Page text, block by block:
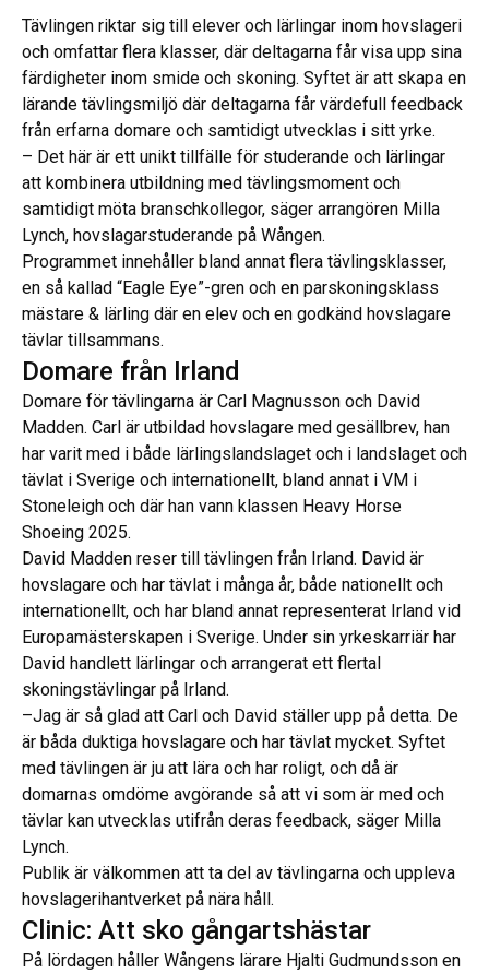
Tävlingen riktar sig till elever och lärlingar inom hovslageri
och omfattar flera klasser, där deltagarna får visa upp sina
färdigheter inom smide och skoning. Syftet är att skapa en
lärande tävlingsmiljö där deltagarna får värdefull feedback
från erfarna domare och samtidigt utvecklas i sitt yrke.
– Det här är ett unikt tillfälle för studerande och lärlingar
att kombinera utbildning med tävlingsmoment och
samtidigt möta branschkollegor, säger arrangören Milla
Lynch, hovslagarstuderande på Wången.
Programmet innehåller bland annat flera tävlingsklasser,
en så kallad “Eagle Eye”-gren och en parskoningsklass
mästare & lärling där en elev och en godkänd hovslagare
tävlar tillsammans.
Domare från Irland
Domare för tävlingarna är Carl Magnusson och David
Madden. Carl är utbildad hovslagare med gesällbrev, han
har varit med i både lärlingslandslaget och i landslaget och
tävlat i Sverige och internationellt, bland annat i VM i
Stoneleigh och där han vann klassen Heavy Horse
Shoeing 2025.
David Madden reser till tävlingen från Irland. David är
hovslagare och har tävlat i många år, både nationellt och
internationellt, och har bland annat representerat Irland vid
Europamästerskapen i Sverige. Under sin yrkeskarriär har
David handlett lärlingar och arrangerat ett flertal
skoningstävlingar på Irland.
–Jag är så glad att Carl och David ställer upp på detta. De
är båda duktiga hovslagare och har tävlat mycket. Syftet
med tävlingen är ju att lära och har roligt, och då är
domarnas omdöme avgörande så att vi som är med och
tävlar kan utvecklas utifrån deras feedback, säger Milla
Lynch.
Publik är välkommen att ta del av tävlingarna och uppleva
hovslagerihantverket på nära håll.
Clinic: Att sko gångartshästar
På lördagen håller Wångens lärare Hjalti Gudmundsson en